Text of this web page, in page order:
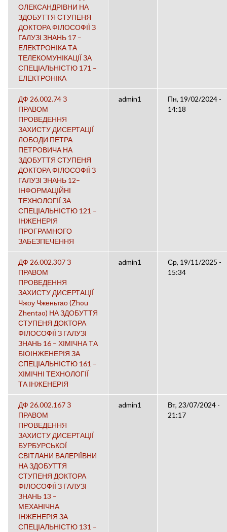
ОЛЕКСАНДРІВНИ НА
ЗДОБУТТЯ СТУПЕНЯ
ДОКТОРА ФІЛОСОФІЇ З
ГАЛУЗІ ЗНАНЬ 17 –
ЕЛЕКТРОНІКА ТА
ТЕЛЕКОМУНІКАЦІЇ ЗА
СПЕЦІАЛЬНІСТЮ 171 –
ЕЛЕКТРОНІКА
ДФ 26.002.74 З
ПРАВОМ
ПРОВЕДЕННЯ
ЗАХИСТУ ДИСЕРТАЦІЇ
ЛОБОДИ ПЕТРА
ПЕТРОВИЧА НА
ЗДОБУТТЯ СТУПЕНЯ
ДОКТОРА ФІЛОСОФІЇ З
ГАЛУЗІ ЗНАНЬ 12–
ІНФОРМАЦІЙНІ
ТЕХНОЛОГІЇ ЗА
СПЕЦІАЛЬНІСТЮ 121 –
ІНЖЕНЕРІЯ
ПРОГРАМНОГО
ЗАБЕЗПЕЧЕННЯ
admin1
Пн, 19/02/2024 -
14:18
ДФ 26.002.307 З
ПРАВОМ
ПРОВЕДЕННЯ
ЗАХИСТУ ДИСЕРТАЦІЇ
Чжоу Чженьтао (Zhou
Zhentao) НА ЗДОБУТТЯ
СТУПЕНЯ ДОКТОРА
ФІЛОСОФІЇ З ГАЛУЗІ
ЗНАНЬ 16 – ХІМІЧНА ТА
БІОІНЖЕНЕРІЯ ЗА
СПЕЦІАЛЬНІСТЮ 161 –
ХІМІЧНІ ТЕХНОЛОГІЇ
ТА ІНЖЕНЕРІЯ
admin1
Ср, 19/11/2025 -
15:34
ДФ 26.002.167 З
ПРАВОМ
ПРОВЕДЕННЯ
ЗАХИСТУ ДИСЕРТАЦІЇ
БУРБУРСЬКОЇ
СВІТЛАНИ ВАЛЕРІЇВНИ
НА ЗДОБУТТЯ
СТУПЕНЯ ДОКТОРА
ФІЛОСОФІЇ З ГАЛУЗІ
ЗНАНЬ 13 –
МЕХАНІЧНА
ІНЖЕНЕРІЯ ЗА
СПЕЦІАЛЬНІСТЮ 131 –
admin1
Вт, 23/07/2024 -
21:17